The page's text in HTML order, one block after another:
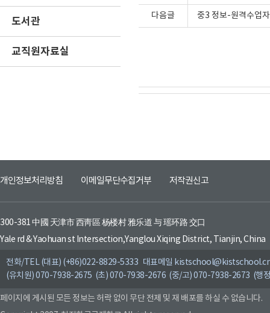
도서관
교직원자료실
다음글 중3 정보-원격수업
개인정보처리방침 이메일무단수집거부 저작권신고
300-381 中國 天津市 西靑區 杨楼村 雅乐道 与 瑶环路 交口
Yale rd & Yaohuan st Intersection,Yanglou Xiqing District, Tianjin, China
전화/TEL (대표) (+86)022-8829-5333 대표메일
(유치원) 070-7938-2675 (초) 070-7938-2676 (중/고) 070-7938-2673 (행
페이지에 게시된 모든 정보는 허락 없이 무단 전제 및 재 배포를 하실 수 없습니다.